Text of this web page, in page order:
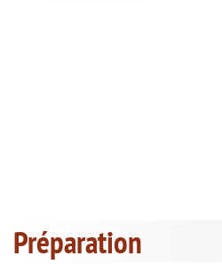
Préparation